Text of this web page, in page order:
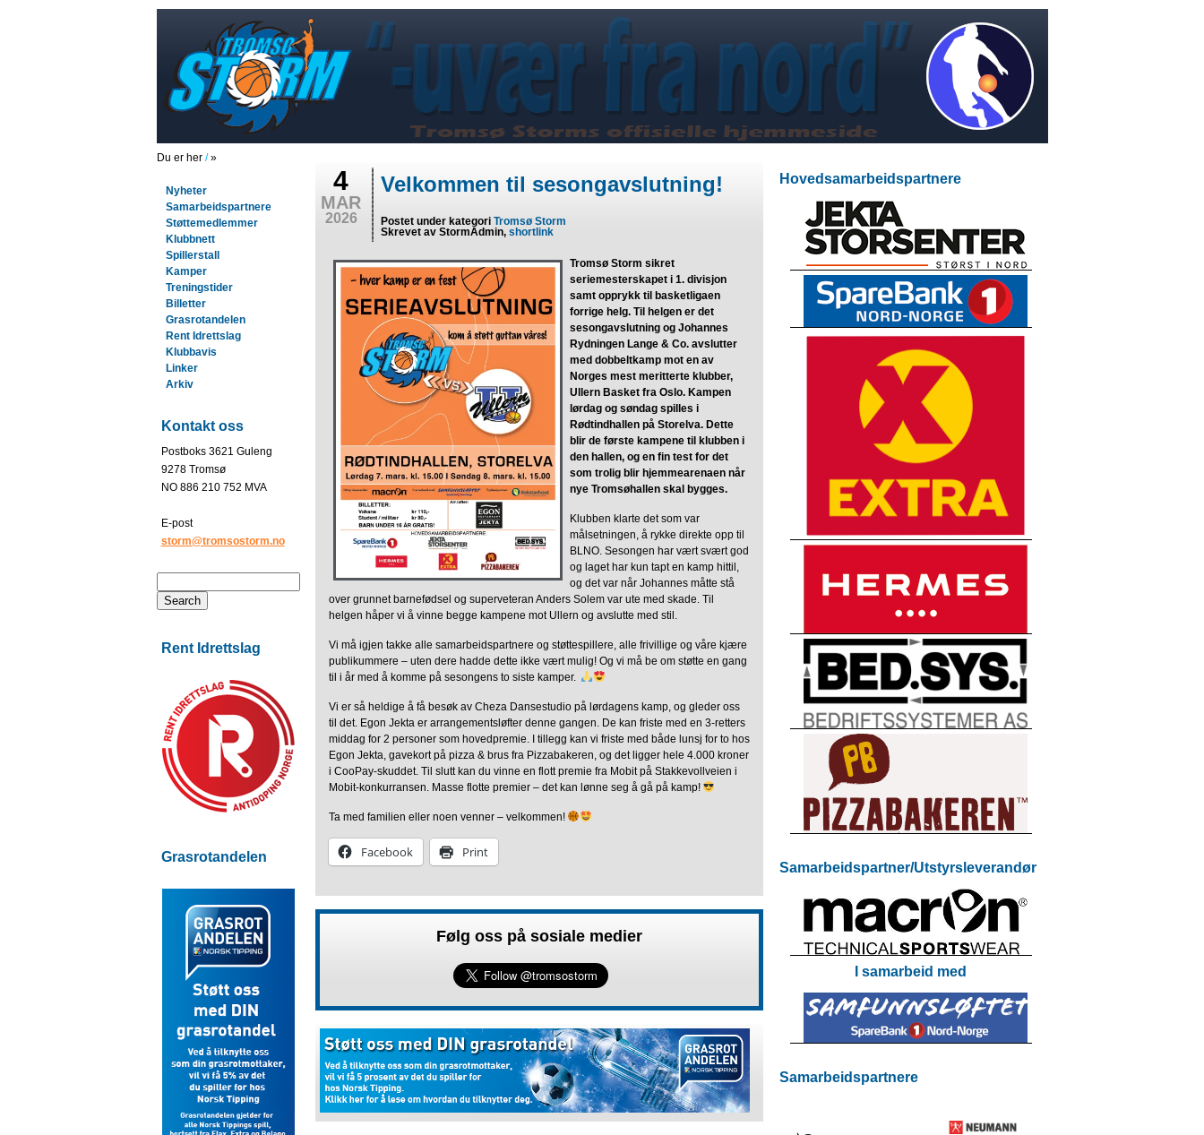
Du er her /»
Nyheter
Samarbeidspartnere
Støttemedlemmer
Klubbnett
Spillerstall
Kamper
Treningstider
Billetter
Grasrotandelen
Rent Idrettslag
Klubbavis
Linker
Arkiv
Kontakt oss
Postboks 3621 Guleng
9278 Tromsø
NO 886 210 752 MVA
E-post
storm@tromsostorm.no
Rent Idrettslag
Grasrotandelen
4
MAR
2026
Velkommen til sesongavslutning!
Postet under kategori Tromsø Storm
Skrevet av StormAdmin, shortlink
Tromsø Storm sikret
seriemesterskapet i 1. divisjon
samt opprykk til basketligaen
forrige helg. Til helgen er det
sesongavslutning og Johannes
Rydningen Lange & Co. avslutter
med dobbeltkamp mot en av
Norges mest meritterte klubber,
Ullern Basket fra Oslo. Kampen
lørdag og søndag spilles i
Rødtindhallen på Storelva. Dette
blir de første kampene til klubben i
den hallen, og en fin test for det
som trolig blir hjemmearenaen når
nye Tromsøhallen skal bygges.
Klubben klarte det som var
målsetningen, å rykke direkte opp til
BLNO. Sesongen har vært svært god
og laget har kun tapt en kamp hittil,
og det var når Johannes måtte stå
over grunnet barnefødsel og superveteran Anders Solem var ute med skade. Til
helgen håper vi å vinne begge kampene mot Ullern og avslutte med stil.
Vi må igjen takke alle samarbeidspartnere og støttespillere, alle frivillige og våre kjære
publikummere – uten dere hadde dette ikke vært mulig! Og vi må be om støtte en gang
til i år med å komme på sesongens to siste kamper.
Vi er så heldige å få besøk av Cheza Dansestudio på lørdagens kamp, og gleder oss
til det. Egon Jekta er arrangementsløfter denne gangen. De kan friste med en 3-retters
middag for 2 personer som hovedpremie. I tillegg kan vi friste med både lunsj for to hos
Egon Jekta, gavekort på pizza & brus fra Pizzabakeren, og det ligger hele 4.000 kroner
i CooPay-skuddet. Til slutt kan du vinne en flott premie fra Mobit på Stakkevollveien i
Mobit-konkurransen. Masse flotte premier – det kan lønne seg å gå på kamp!
Ta med familien eller noen venner – velkommen!
Facebook Print
Følg oss på sosiale medier
Hovedsamarbeidspartnere
Samarbeidspartner/Utstyrsleverandør
I samarbeid med
Samarbeidspartnere